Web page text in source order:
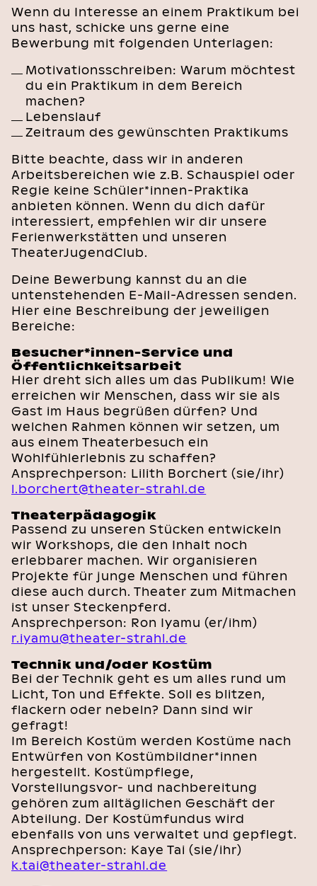
Wenn du Interesse an einem Praktikum bei
uns hast, schicke uns gerne eine
Bewerbung mit folgenden Unterlagen:
Motivationsschreiben: Warum möchtest
du ein Praktikum in dem Bereich
machen?
Lebenslauf
Zeitraum des gewünschten Praktikums
Bitte beachte, dass wir in anderen
Arbeitsbereichen wie z.B. Schauspiel oder
Regie keine Schüler*innen-Praktika
anbieten können. Wenn du dich dafür
interessiert, empfehlen wir dir unsere
Ferienwerkstätten und unseren
TheaterJugendClub.
Deine Bewerbung kannst du an die
untenstehenden E-Mail-Adressen senden.
Hier eine Beschreibung der jeweiligen
Bereiche:
Besucher*innen-Service und
Öffentlichkeitsarbeit
Hier dreht sich alles um das Publikum! Wie
erreichen wir Menschen, dass wir sie als
Gast im Haus begrüßen dürfen? Und
welchen Rahmen können wir setzen, um
aus einem Theaterbesuch ein
Wohlfühlerlebnis zu schaffen?
Ansprechperson: Lilith Borchert (sie/ihr)
l.borchert@theater-strahl.de
Theaterpädagogik
Passend zu unseren Stücken entwickeln
wir Workshops, die den Inhalt noch
erlebbarer machen. Wir organisieren
Projekte für junge Menschen und führen
diese auch durch. Theater zum Mitmachen
ist unser Steckenpferd.
Ansprechperson: Ron Iyamu (er/ihm)
r.iyamu@theater-strahl.de
Technik und/oder Kostüm
Bei der Technik geht es um alles rund um
Licht, Ton und Effekte. Soll es blitzen,
flackern oder nebeln? Dann sind wir
gefragt!
Im Bereich Kostüm werden Kostüme nach
Entwürfen von Kostümbildner*innen
hergestellt. Kostümpflege,
Vorstellungsvor- und nachbereitung
gehören zum alltäglichen Geschäft der
Abteilung. Der Kostümfundus wird
ebenfalls von uns verwaltet und gepflegt.
Ansprechperson: Kaye Tai (sie/ihr)
k.tai@theater-strahl.de